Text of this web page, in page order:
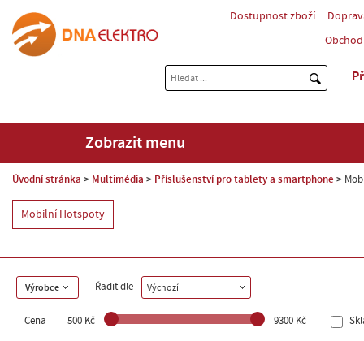
Dostupnost zboží
Zobrazit menu
Úvodní stránka Multimédia Příslušenství pro tablety a smartphone
Mobilní Hotspoty
Výrobce Řadit dle Výchozí
Cena 500 Kč 9300 Kč